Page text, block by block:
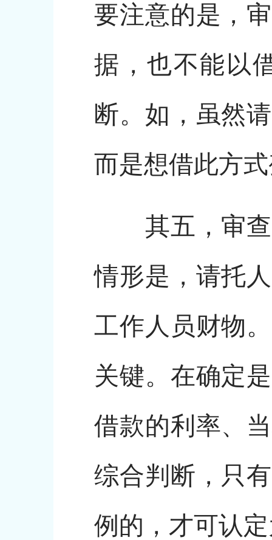
要注意的是，
据，也不能以
断。如，虽然
而是想借此方
其五，审查
情形是，请托
工作人员财物
关键。在确定
借款的利率、
综合判断，只
例的，才可认